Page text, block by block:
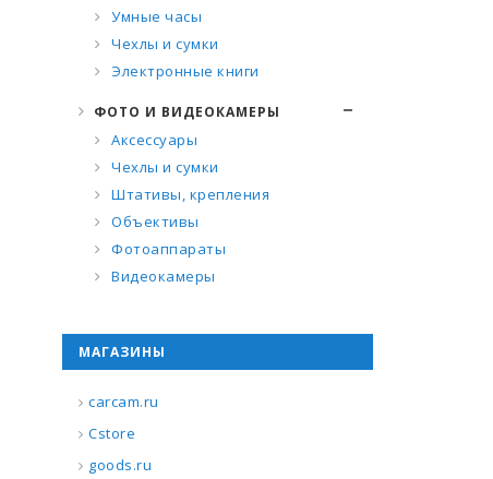
Умные часы
Чехлы и сумки
Электронные книги
ФОТО И ВИДЕОКАМЕРЫ
Аксессуары
Чехлы и сумки
Штативы, крепления
Объективы
Фотоаппараты
Видеокамеры
МАГАЗИНЫ
carcam.ru
Cstore
goods.ru